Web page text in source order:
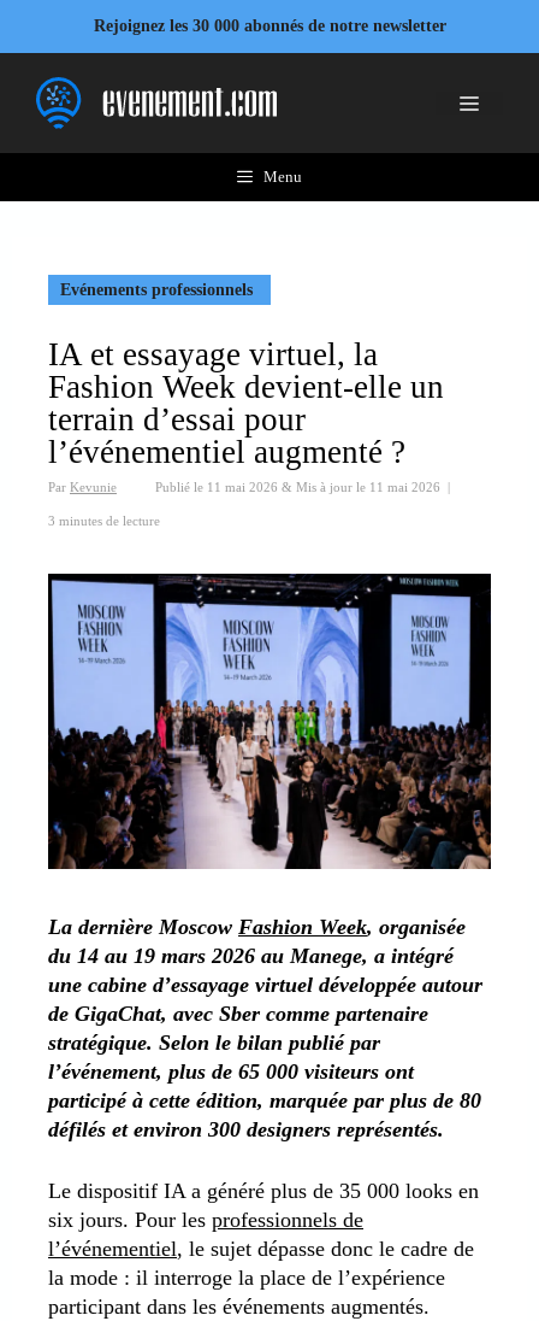
contenu
Rejoignez les 30 000 abonnés de notre newsletter
Menu
Menu
Evénements professionnels
IA et essayage virtuel, la
Fashion Week devient-elle un
terrain d’essai pour
l’événementiel augmenté ?
Par Kevunie Publié le 11 mai 2026 & Mis à jour le 11 mai 2026 |
3 minutes de lecture
La dernière Moscow Fashion Week, organisée
du 14 au 19 mars 2026 au Manege, a intégré
une cabine d’essayage virtuel développée autour
de GigaChat, avec Sber comme partenaire
stratégique. Selon le bilan publié par
l’événement, plus de 65 000 visiteurs ont
participé à cette édition, marquée par plus de 80
défilés et environ 300 designers représentés.
Le dispositif IA a généré plus de 35 000 looks en
six jours. Pour les professionnels de
l’événementiel, le sujet dépasse donc le cadre de
la mode : il interroge la place de l’expérience
participant dans les événements augmentés.